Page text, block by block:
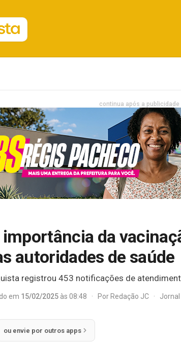
continua após a publicidade
da
autoridades de saúde
registrou 453 notificações de
em 15/02/2025 às 08:48 · PorRedação JC ·
ou envie por outros apps